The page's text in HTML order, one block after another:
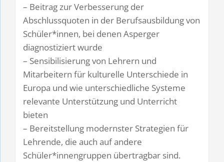
– Beitrag zur Verbesserung der
Abschlussquoten in der Berufsausbildung von
Schüler*innen, bei denen Asperger
diagnostiziert wurde
– Sensibilisierung von Lehrern und
Mitarbeitern für kulturelle Unterschiede in
Europa und wie unterschiedliche Systeme
relevante Unterstützung und Unterricht
bieten
– Bereitstellung modernster Strategien für
Lehrende, die auch auf andere
Schüler*innengruppen übertragbar sind.